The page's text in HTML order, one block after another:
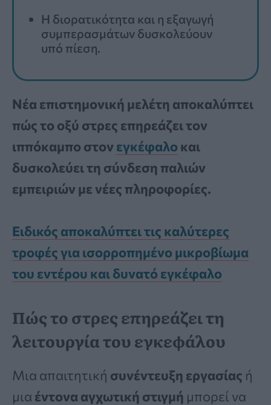
Η διορατικότητα και η εξαγωγή
συμπερασμάτων δυσκολεύουν
υπό πίεση.
Νέα επιστημονική μελέτη αποκαλύπτει
πώς το οξύ στρες επηρεάζει τον
ιππόκαμπο στον εγκέφαλο και
δυσκολεύει τη σύνδεση παλιών
εμπειριών με νέες πληροφορίες.
Ειδικός αποκαλύπτει τις καλύτερες
τροφές για ισορροπημένο μικροβίωμα
του εντέρου και δυνατό εγκέφαλο
Πώς το στρες επηρεάζει τη
λειτουργία του εγκεφάλου
Μια απαιτητική συνέντευξη εργασίας ή
μια έντονα αγχωτική στιγμή μπορεί να